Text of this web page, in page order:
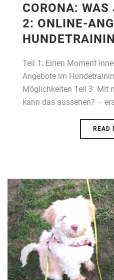
CORONA:
2: ONLINE-
Teil 1: Einen Moment
Angebote im
Möglichkeiten Teil 3: Mit
kann das aussehen? –
READ